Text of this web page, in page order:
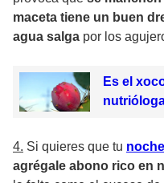
maceta tiene un buen
agua salga por los
Es el
4. Si quieres que tu
agrégale abono rico en